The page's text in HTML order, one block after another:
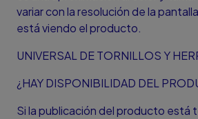
variar con la resolución de la
está viendo el producto.
UNIVERSAL DE TORNILLOS Y
¿HAY DISPONIBILIDAD DEL
Si la publicación del producto está